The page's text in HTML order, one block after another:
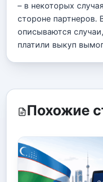
– в некоторых
стороне партнеров.
описываются
платили выкуп
Похожие